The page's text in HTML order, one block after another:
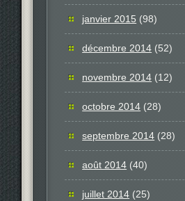
janvier 2015 (98)
décembre 2014 (52)
novembre 2014 (12)
octobre 2014 (28)
septembre 2014 (28)
août 2014 (40)
juillet 2014 (25)